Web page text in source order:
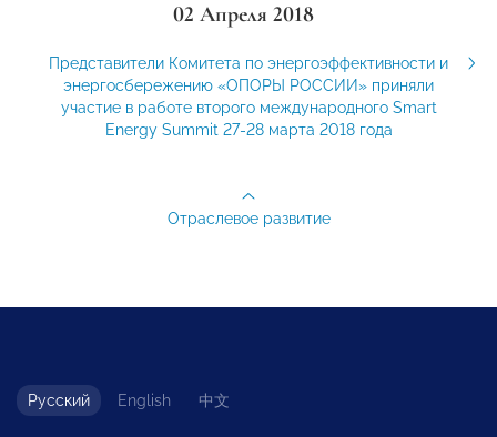
02 Апреля 2018
Представители Комитета по энергоэффективности и
энергосбережению «ОПОРЫ РОССИИ» приняли
участие в работе второго международного Smart
Energy Summit 27-28 марта 2018 года
Отраслевое развитие
Русский English 中文